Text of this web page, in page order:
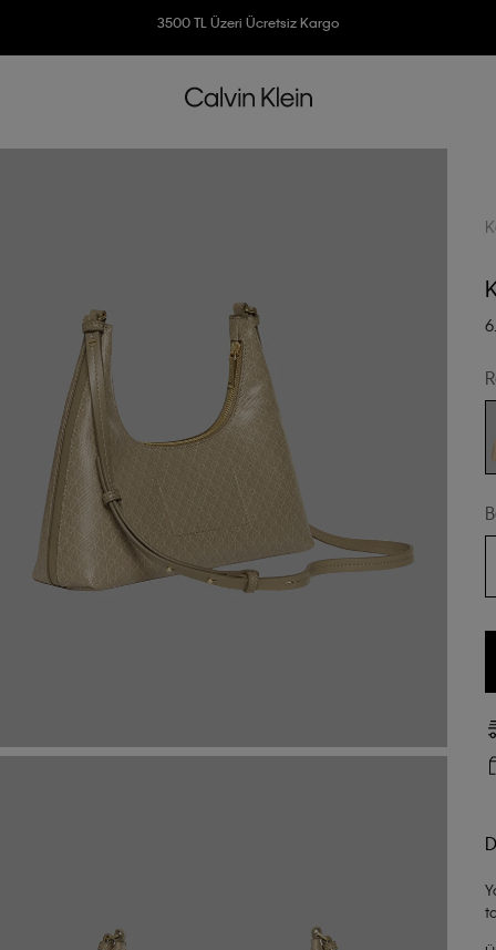
3500 TL Üzeri Ücretsiz Kargo